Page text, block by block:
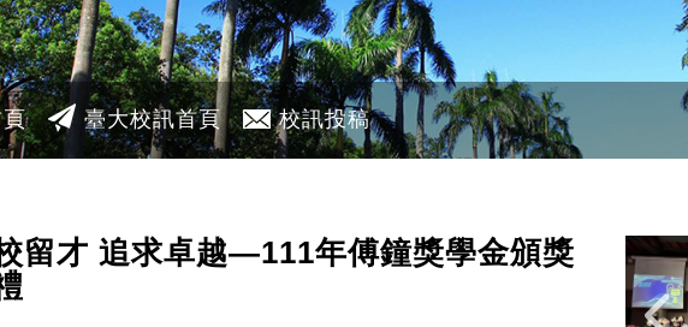
臺大校訊首頁 校訊投稿
留才 追求卓越—111年傅鐘獎學金頒獎